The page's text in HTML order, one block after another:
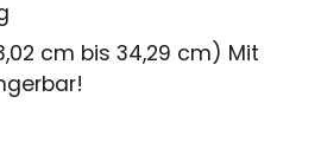
cm bis 34,29 cm) Mit